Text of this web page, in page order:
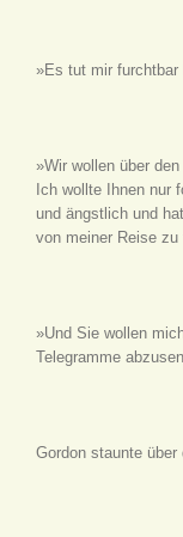
»Es tut mir furchtbar
»Wir wollen über
Ich wollte Ihnen nur
und ängstlich und
von meiner Reise zu
»Und Sie wollen
Telegramme
Gordon staunte